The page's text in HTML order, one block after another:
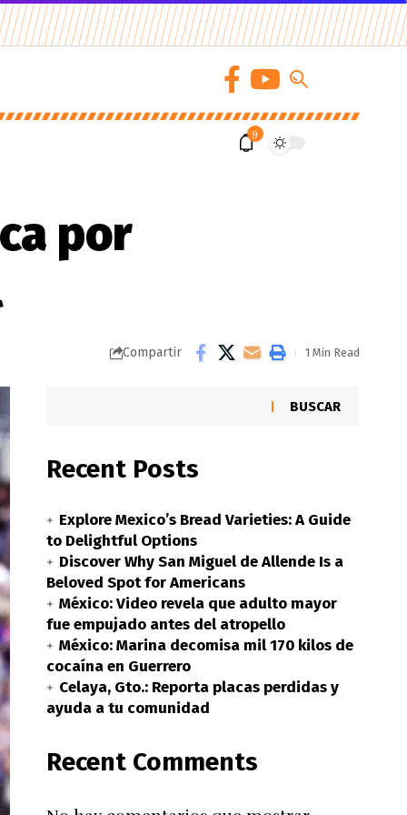
9
por
Compartir 1 Min Read
BUSCAR
Recent Posts
Explore Mexico’s Bread Varieties: A Guide
to Delightful Options
Discover Why San Miguel de Allende Is a
Beloved Spot for Americans
México: Video revela que adulto mayor
fue empujado antes del atropello
México: Marina decomisa mil 170 kilos de
cocaína en Guerrero
Celaya, Gto.: Reporta placas perdidas y
ayuda a tu comunidad
Recent Comments